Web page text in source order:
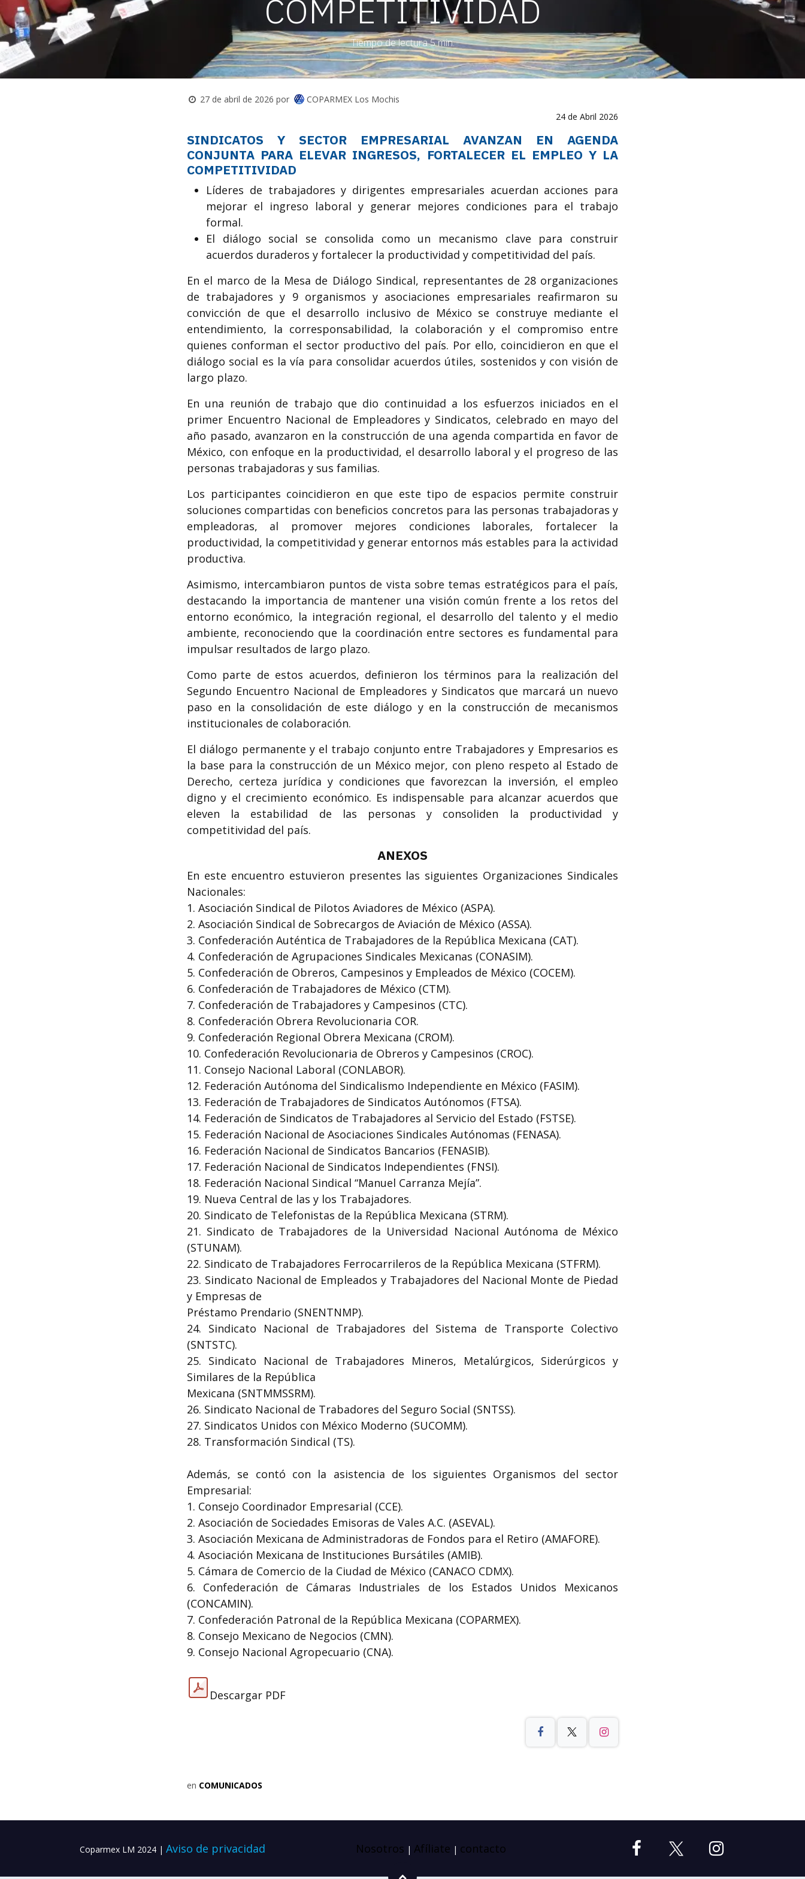
COMPETITIVIDAD
Tiempo de lectura 5 min.
27 de abril de 2026 por
COPARMEX Los Mochis
24 de Abril 2026
SINDICATOS Y SECTOR EMPRESARIAL AVANZAN EN AGENDA
CONJUNTA PARA ELEVAR INGRESOS, FORTALECER EL EMPLEO Y LA
COMPETITIVIDAD
Líderes de trabajadores y dirigentes empresariales acuerdan acciones para
mejorar el ingreso laboral y generar mejores condiciones para el trabajo
formal.
El diálogo social se consolida como un mecanismo clave para construir
acuerdos duraderos y fortalecer la productividad y competitividad del país.
En el marco de la Mesa de Diálogo Sindical, representantes de 28 organizaciones
de trabajadores y 9 organismos y asociaciones empresariales reafirmaron su
convicción de que el desarrollo inclusivo de México se construye mediante el
entendimiento, la corresponsabilidad, la colaboración y el compromiso entre
quienes conforman el sector productivo del país. Por ello, coincidieron en que el
diálogo social es la vía para consolidar acuerdos útiles, sostenidos y con visión de
largo plazo.
En una reunión de trabajo que dio continuidad a los esfuerzos iniciados en el
primer Encuentro Nacional de Empleadores y Sindicatos, celebrado en mayo del
año pasado, avanzaron en la construcción de una agenda compartida en favor de
México, con enfoque en la productividad, el desarrollo laboral y el progreso de las
personas trabajadoras y sus familias.
Los participantes coincidieron en que este tipo de espacios permite construir
soluciones compartidas con beneficios concretos para las personas trabajadoras y
empleadoras, al promover mejores condiciones laborales, fortalecer la
productividad, la competitividad y generar entornos más estables para la actividad
productiva.
Asimismo, intercambiaron puntos de vista sobre temas estratégicos para el país,
destacando la importancia de mantener una visión común frente a los retos del
entorno económico, la integración regional, el desarrollo del talento y el medio
ambiente, reconociendo que la coordinación entre sectores es fundamental para
impulsar resultados de largo plazo.
Como parte de estos acuerdos, definieron los términos para la realización del
Segundo Encuentro Nacional de Empleadores y Sindicatos que marcará un nuevo
paso en la consolidación de este diálogo y en la construcción de mecanismos
institucionales de colaboración. ​
El diálogo permanente y el trabajo conjunto entre Trabajadores y Empresarios es
la base para la construcción de un México mejor, con pleno respeto al Estado de
Derecho, certeza jurídica y condiciones que favorezcan la inversión, el empleo
digno y el crecimiento económico. Es indispensable para alcanzar acuerdos que
eleven la estabilidad de las personas y consoliden la productividad y
competitividad del país. ​
ANEXOS
En este encuentro estuvieron presentes las siguientes Organizaciones Sindicales
Nacionales:
1. Asociación Sindical de Pilotos Aviadores de México (ASPA).
2. Asociación Sindical de Sobrecargos de Aviación de México (ASSA).
3. Confederación Auténtica de Trabajadores de la República Mexicana (CAT).
4. Confederación de Agrupaciones Sindicales Mexicanas (CONASIM).
5. Confederación de Obreros, Campesinos y Empleados de México (COCEM).
6. Confederación de Trabajadores de México (CTM).
7. Confederación de Trabajadores y Campesinos (CTC).
8. Confederación Obrera Revolucionaria COR.
9. Confederación Regional Obrera Mexicana (CROM).
10. Confederación Revolucionaria de Obreros y Campesinos (CROC).
11. Consejo Nacional Laboral (CONLABOR).
12. Federación Autónoma del Sindicalismo Independiente en México (FASIM).
13. Federación de Trabajadores de Sindicatos Autónomos (FTSA).
14. Federación de Sindicatos de Trabajadores al Servicio del Estado (FSTSE).
15. Federación Nacional de Asociaciones Sindicales Autónomas (FENASA).
16. Federación Nacional de Sindicatos Bancarios (FENASIB).
17. Federación Nacional de Sindicatos Independientes (FNSI).
18. Federación Nacional Sindical “Manuel Carranza Mejía”.
19. Nueva Central de las y los Trabajadores.
20. Sindicato de Telefonistas de la República Mexicana (STRM).
21. Sindicato de Trabajadores de la Universidad Nacional Autónoma de México
(STUNAM).
22. Sindicato de Trabajadores Ferrocarrileros de la República Mexicana (STFRM).
23. Sindicato Nacional de Empleados y Trabajadores del Nacional Monte de Piedad
y Empresas de
Préstamo Prendario (SNENTNMP).
24. Sindicato Nacional de Trabajadores del Sistema de Transporte Colectivo
(SNTSTC).
25. Sindicato Nacional de Trabajadores Mineros, Metalúrgicos, Siderúrgicos y
Similares de la República
Mexicana (SNTMMSSRM).
26. Sindicato Nacional de Trabadores del Seguro Social (SNTSS).
27. Sindicatos Unidos con México Moderno (SUCOMM).
28. Transformación Sindical (TS).
Además, se contó con la asistencia de los siguientes Organismos del sector
Empresarial:
1. Consejo Coordinador Empresarial (CCE).
2. Asociación de Sociedades Emisoras de Vales A.C. (ASEVAL).
3. Asociación Mexicana de Administradoras de Fondos para el Retiro (AMAFORE).
4. Asociación Mexicana de Instituciones Bursátiles (AMIB).
5. Cámara de Comercio de la Ciudad de México (CANACO CDMX).
6. Confederación de Cámaras Industriales de los Estados Unidos Mexicanos
(CONCAMIN).
7. Confederación Patronal de la República Mexicana (COPARMEX).
8. Consejo Mexicano de Negocios (CMN).
9. Consejo Nacional Agropecuario (CNA).
Descargar PDF
en COMUNICADOS
Coparmex LM 2024 | Aviso de privacidad Nosotros | Afíliate | contacto